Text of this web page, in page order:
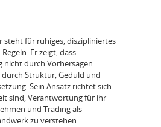
steht für ruhiges, diszipliniertes
Er zeigt, dass
nicht durch Vorhersagen
Struktur, Geduld und
Sein Ansatz richtet sich
sind, Verantwortung für ihr
und Trading als
zu verstehen.